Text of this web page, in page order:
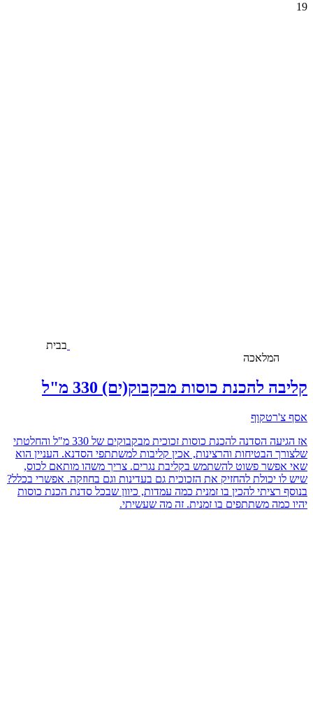
19
בבית
המלאכה
קליבה להכנת כוסות מבקבוק(ים) 330 מ"ל
אסף צ'רטקוף
אז הגיעה הסדנה להכנת כוסות זכוכית מבקבוקים של 330 מ"ל והחלטתי
שלצורך הבטיחות והרצינות, אכין קליבות למשתתפי הסדנא. העניין הוא
שאי אפשר פשוט להשתמש בקליבת נגרים. צריך משהו מותאם לכוס,
שיש לו יכולת להחזיק את הזכוכית גם בעדינות וגם בחוזקה. אפשרי בכלל?
בנוסף רציתי להכין בו זמנית כמה עמדות, כיוון שבכל סדנת הכנת כוסות
יהיו כמה משתתפים בו זמנית. זה מה שעשיתי.